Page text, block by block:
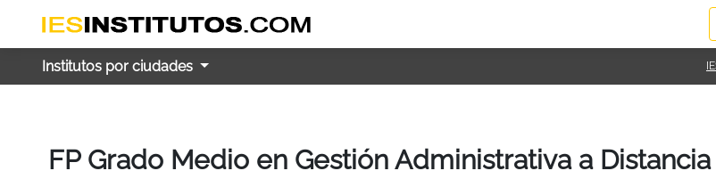
Institutos por ciudades
FP Grado Medio en Gestión Administrativa a